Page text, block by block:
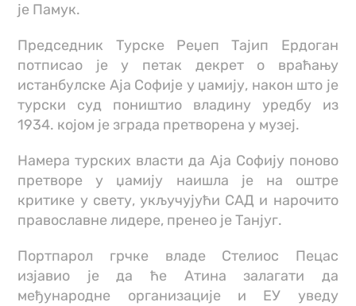
је Памук.
Председник Турске Реџеп Тајип Ердоган
потписао је у петак декрет о враћању
истанбулске Аја Софије у џамију, након што је
турски суд поништио владину уредбу из
1934. којом је зграда претворена у музеј.
Намера турских власти да Аја Софију поново
претворе у џамију наишла је на оштре
критике у свету, укључујући САД и нарочито
православне лидере, пренео је Танјуг.
Портпарол грчке владе Стелиос Пецас
изјавио је да ће Атина залагати да
међународне организације и ЕУ уведу